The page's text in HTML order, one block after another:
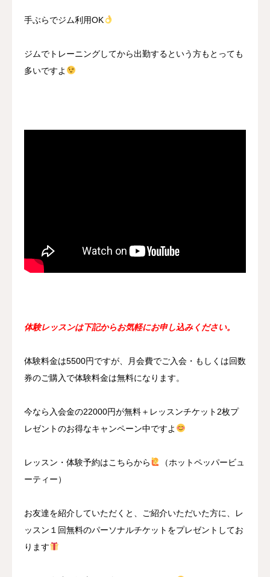
手ぶらでジム利用OK
ジムでトレーニングしてから出勤するという方もとっても
多いですよ
体験レッスンは下記からお気軽にお申し込みください。
体験料金は5500円ですが、月会費でご入会・もしくは回数
券のご購入で体験料金は無料になります。
今なら入会金の22000円が無料＋レッスンチケット2枚プ
レゼントのお得なキャンペーン中ですよ
レッスン・体験予約はこちらから
（ホットペッパービュ
ーティー）
お友達を紹介していただくと、ご紹介いただいた方に、レ
ッスン１回無料のパーソナルチケットをプレゼントしてお
ります